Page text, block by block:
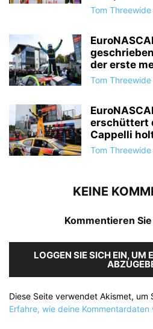
Tom Threewide
der erste
Tom Threewide
erschüttert
Cappelli
Tom Threewide
KEINE
Kommentieren
LOGGEN SIE SICH EIN, UM
Diese Seite verwendet Akismet, um
Erfahre, wie deine